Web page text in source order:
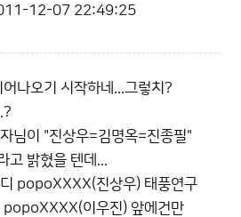
12-07 22:49:25
나오기 시작하네...그렇치?
님이 "진상우=김명옥=진종필"
고 밝혔을 텐데...
popoXXXX(진상우) 태풍연구
popoXXXX(이우진) 앞에건만